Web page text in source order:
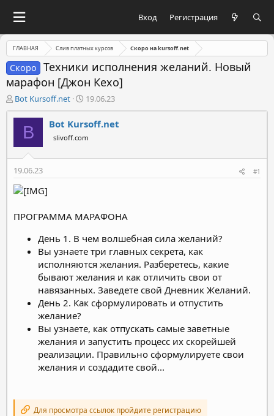
Вход Регистрация
ГЛАВНАЯ Слив платных курсов Скоро на kursoff.net
Скоро
Техники исполнения желаний. Новый
марафон [Джон Кехо]
А
в
т
м
ы
Bot Kursoff.net
Д
а
т
а
н
а
19.06.23
B Bot Kursoff.net
slivoff.com
19.06.23 #1
ПРОГРАММА МАРАФОНА
День 1. В чем волшебная сила желаний?
Вы узнаете три главных секрета, как
исполняются желания. Разберетесь, какие
бывают желания и как отличить свои от
навязанных. Заведете свой Дневник Желаний.
День 2. Как сформулировать и отпустить
желание?
Вы узнаете, как отпускать самые заветные
желания и запустить процесс их скорейшей
реализации. Правильно сформулируете свои
желания и создадите свой...
Для просмотра ссылок пройдите регистрацию